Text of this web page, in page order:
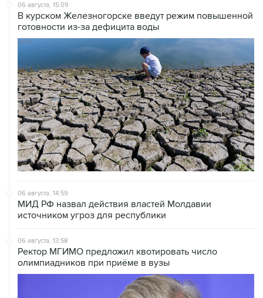
06 августа, 15:09
В курском Железногорске введут режим повышенной
готовности из-за дефицита воды
06 августа, 14:59
МИД РФ назвал действия властей Молдавии
источником угроз для республики
06 августа, 13:58
Ректор МГИМО предложил квотировать число
олимпиадников при приёме в вузы